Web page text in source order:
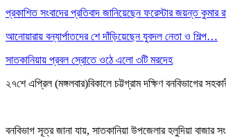
প্রকাশিত সংবাদের প্রতিবাদ জানিয়েছেন ফরেস্টার জয়ন্ত কুমার
আনোয়ারায় বন্যার্পাতদের শে দাঁড়িয়েছেন যুবদল নেতা ও শিল্প…
সাতকানিয়ায় প্রবল স্রোতে ওঠে এলো ৩টি মরদেহ
২৭শে এপ্রিল (মঙ্গলবার)বিকালে চট্টগ্রাম দক্ষিণ বনবিভাগের
বনবিভাগ সূত্র জানা যায়, সাতকানিয়া উপজেলার হলুদিয়া